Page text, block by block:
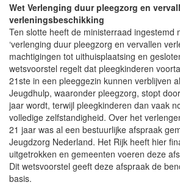
Wet Verlenging duur pleegzorg en
verleningsbeschikking
Ten slotte heeft de ministerraad ingestemd
‘verlenging duur pleegzorg en vervallen
machtigingen tot uithuisplaatsing en
wetsvoorstel regelt dat pleegkinderen
21ste in een pleeggezin kunnen verblijven
Jeugdhulp, waaronder pleegzorg, stopt
jaar wordt, terwijl pleegkinderen dan vaak
volledige zelfstandigheid. Over het
21 jaar was al een bestuurlijke afspraak
Jeugdzorg Nederland. Het Rijk heeft hier
uitgetrokken en gemeenten voeren deze
Dit wetsvoorstel geeft deze afspraak de
basis.